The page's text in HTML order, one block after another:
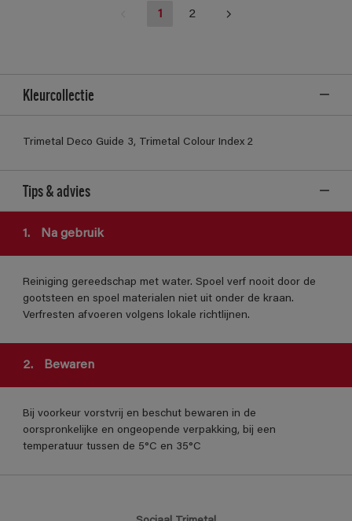
1 2
Kleurcollectie
Trimetal Deco Guide 3, Trimetal Colour Index 2
Tips & advies
1. Na gebruik
Reiniging gereedschap met water. Spoel verf nooit door de
gootsteen en spoel materialen niet uit onder de kraan.
Verfresten afvoeren volgens lokale richtlijnen.
2. Bewaren
Bij voorkeur vorstvrij en beschut bewaren in de
oorspronkelijke en ongeopende verpakking, bij een
temperatuur tussen de 5°C en 35°C